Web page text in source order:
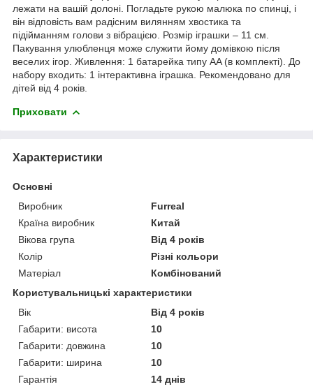
лежати на вашій долоні. Погладьте рукою малюка по спинці, і
він відповість вам радісним вилянням хвостика та
підійманням голови з вібрацією. Розмір іграшки – 11 см.
Пакування улюбленця може служити йому домівкою після
веселих ігор. Живлення: 1 батарейка типу AA (в комплекті). До
набору входить: 1 інтерактивна іграшка. Рекомендовано для
дітей від 4 років.
Приховати
Характеристики
Основні
Виробник
Furreal
Країна виробник
Китай
Вікова група
Від 4 років
Колір
Різні кольори
Матеріал
Комбінований
Користувальницькі характеристики
Вік
Від 4 років
Габарити: висота
10
Габарити: довжина
10
Габарити: ширина
10
Гарантія
14 днів